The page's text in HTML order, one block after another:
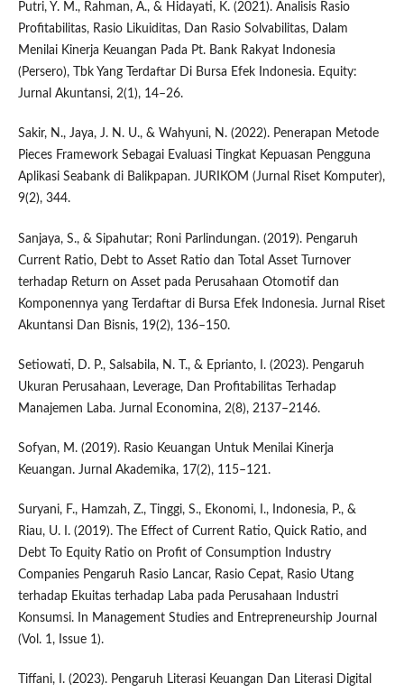
Putri, Y. M., Rahman, A., & Hidayati, K. (2021). Analisis Rasio
Profitabilitas, Rasio Likuiditas, Dan Rasio Solvabilitas, Dalam
Menilai Kinerja Keuangan Pada Pt. Bank Rakyat Indonesia
(Persero), Tbk Yang Terdaftar Di Bursa Efek Indonesia. Equity:
Jurnal Akuntansi, 2(1), 14–26.
Sakir, N., Jaya, J. N. U., & Wahyuni, N. (2022). Penerapan Metode
Pieces Framework Sebagai Evaluasi Tingkat Kepuasan Pengguna
Aplikasi Seabank di Balikpapan. JURIKOM (Jurnal Riset Komputer),
9(2), 344.
Sanjaya, S., & Sipahutar; Roni Parlindungan. (2019). Pengaruh
Current Ratio, Debt to Asset Ratio dan Total Asset Turnover
terhadap Return on Asset pada Perusahaan Otomotif dan
Komponennya yang Terdaftar di Bursa Efek Indonesia. Jurnal Riset
Akuntansi Dan Bisnis, 19(2), 136–150.
Setiowati, D. P., Salsabila, N. T., & Eprianto, I. (2023). Pengaruh
Ukuran Perusahaan, Leverage, Dan Profitabilitas Terhadap
Manajemen Laba. Jurnal Economina, 2(8), 2137–2146.
Sofyan, M. (2019). Rasio Keuangan Untuk Menilai Kinerja
Keuangan. Jurnal Akademika, 17(2), 115–121.
Suryani, F., Hamzah, Z., Tinggi, S., Ekonomi, I., Indonesia, P., &
Riau, U. I. (2019). The Effect of Current Ratio, Quick Ratio, and
Debt To Equity Ratio on Profit of Consumption Industry
Companies Pengaruh Rasio Lancar, Rasio Cepat, Rasio Utang
terhadap Ekuitas terhadap Laba pada Perusahaan Industri
Konsumsi. In Management Studies and Entrepreneurship Journal
(Vol. 1, Issue 1).
Tiffani, I. (2023). Pengaruh Literasi Keuangan Dan Literasi Digital